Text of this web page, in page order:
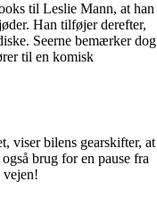
til Leslie Mann, at han
Han tilføjer derefter,
Seerne bemærker dog
til en komisk
viser bilens gearskifter, at
brug for en pause fra
vejen!